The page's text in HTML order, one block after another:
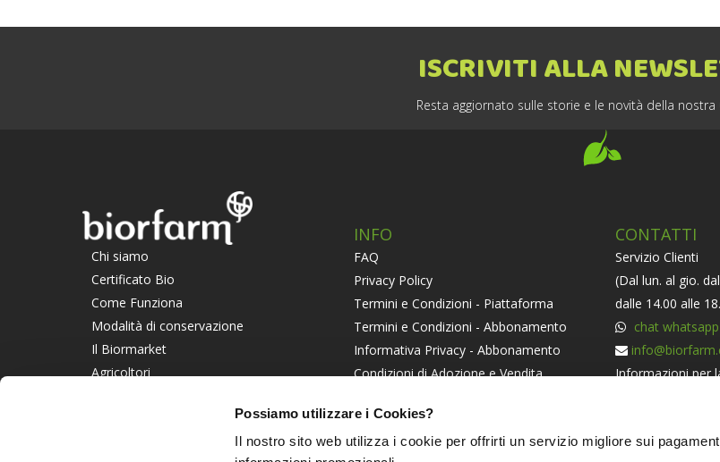
Possiamo utilizzare i Cookies?
Il nostro sito web utilizza i cookie per offrirti un servizio migliore sui
ISCRIVITI ALLA
Resta aggiornato sulle storie e le novità della nostra
Chi siamo
Certificato Bio
Come Funziona
Modalità di conservazione
Il Biormarket
Agricoltori
INFO
FAQ
Privacy Policy
Termini e Condizioni - Piattaforma
Termini e Condizioni - Abbonamento
Informativa Privacy - Abbonamento
Condizioni di Adozione e Vendita
Informativa Societaria
PARTNERS
CONTATTI
Servizio Clienti
(Dal lun. al gio.
dalle 14.00 alle
chat whatsapp
Informazioni per
essere dei nostri